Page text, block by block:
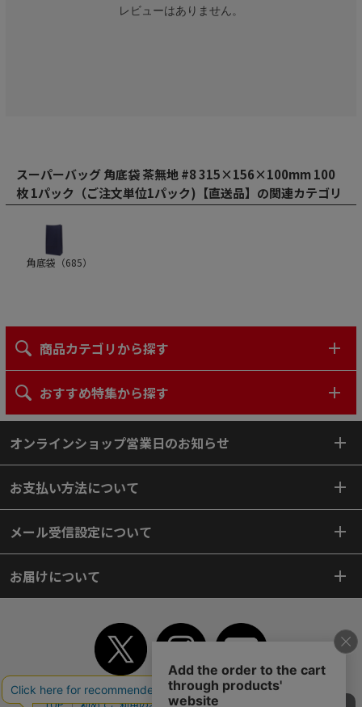
レビューはありません。
スーパーバッグ 角底袋 茶無地 #8 315×156×100mm 100
枚 1パック（ご注文単位1パック)【直送品】の関連カテゴリ
角底袋（685）
商品カテゴリから探す
おすすめ特集から探す
オンラインショップ営業日のお知らせ
お支払い方法について
メール受信設定について
お届けについて
TOP 初めてご利用のお客様へ ご利用案内